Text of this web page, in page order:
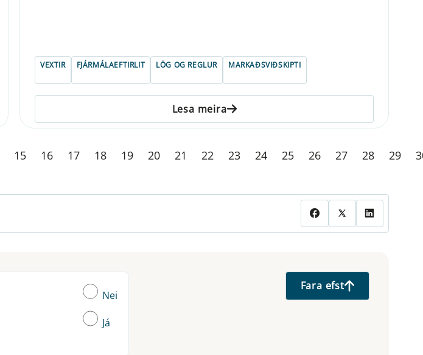
VEXTIR FJÁRMÁLAEFTIRLIT LÖG OG REGLUR MARKAÐSVIÐSKIPTI
Lesa meira
15 16 17 18 19 20 21 22 23 24 25 26 27 28 29
Nei
Já
Fara efst